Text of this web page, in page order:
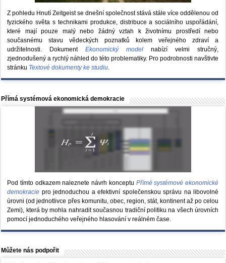
Z pohledu Hnutí Zeitgeist se dnešní společnost stává stále více oddělenou od
fyzického světa s technikami produkce, distribuce a sociálního uspořádání,
které mají pouze malý nebo žádný vztah k životnímu prostředí nebo
současnému stavu vědeckých poznatků kolem veřejného zdraví a
udržitelnosti. DokumentEkonomický model nabízí velmi stručný,
zjednodušený a rychlý náhled do této problematiky. Pro podrobnosti navštivte
stránku Textové dokumenty ke studiu.
Přímá systémová ekonomická demokracie
Pod tímto odkazem naleznete návrh konceptu Přímé systémové ekonomické
demokracie pro jednoduchou a efektivní společenskou správu na libovolné
úrovni (od jednotlivce přes komunitu, obec, region, stát, kontinent až po celou
Zemi), která by mohla nahradit současnou tradiční politiku na všech úrovních
pomocí jednoduchého veřejného hlasování v reálném čase.
Můžete nás podpořit